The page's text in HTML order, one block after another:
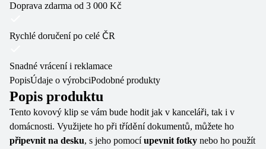
Doprava zdarma od 3 000 Kč
Rychlé doručení po celé ČR
Snadné vrácení i reklamace
PopisÚdaje o výrobciPodobné produkty
Popis produktu
Tento kovový klip se vám bude hodit jak v kanceláři, tak i v
domácnosti. Využijete ho při třídění dokumentů, můžete ho
připevnit na desku, s jeho pomocíupevnit fotky nebo ho použít